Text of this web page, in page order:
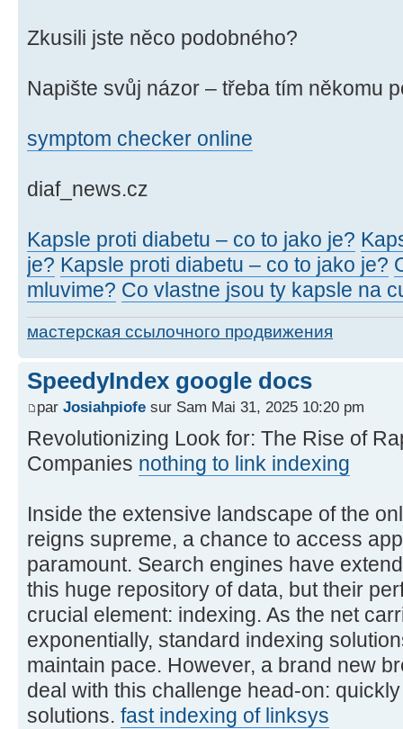
Zkusili jste něco podobného?
Napište svůj názor – třeba tím někomu
symptom checker online
diaf_news.cz
Kapsle proti diabetu – co to jako je?
je? Kapsle proti diabetu – co to jako je?
mluvime? Co vlastne jsou ty kapsle na
мастерская ссылочного продвижения
SpeedyIndex google docs
par Josiahpiofe sur Sam Mai 31, 2025 10:20 pm
Revolutionizing Look for: The Rise of
Companies nothing to link indexing
Inside the extensive landscape of the
reigns supreme, a chance to access
paramount. Search engines have
this huge repository of data, but their
crucial element: indexing. As the net
exponentially, standard indexing
maintain pace. However, a brand new
deal with this challenge head-on:
solutions. fast indexing of linksys